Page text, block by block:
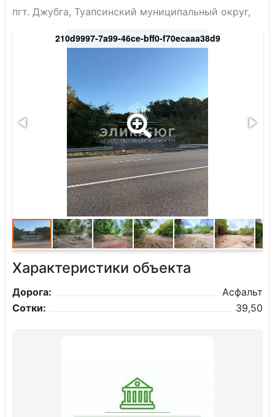
пгт. Джубга, Туапсинский муниципальный округ,
210d9997-7a99-46ce-bff0-f70ecaaa38d9
Характеристики объекта
Дорога:
Асфальт
Сотки:
39,50